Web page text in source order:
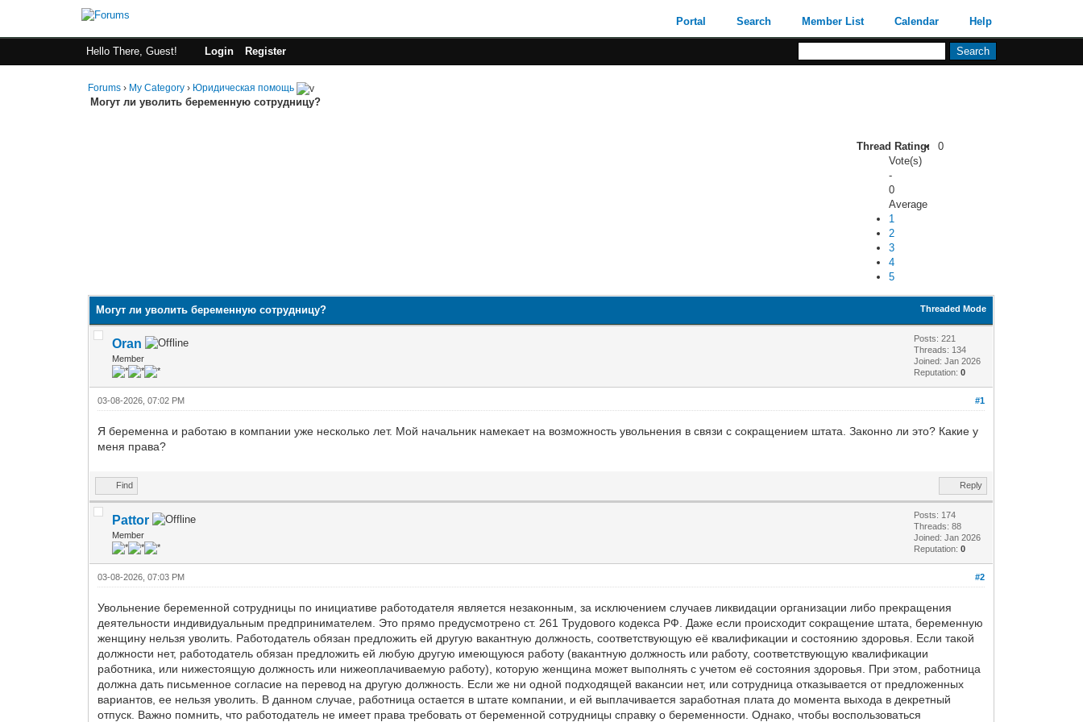
Portal Search Member List Calendar Help
Hello There, Guest! Login Register
Forums › My Category › Юридическая помощь
Могут ли уволить беременную сотрудницу?
Thread Rating:
0
Vote(s)
-
0
Average
1
2
3
4
5
Threaded Mode
Могут ли уволить беременную сотрудницу?
Oran
Member
Posts: 221
Threads: 134
Joined: Jan 2026
Reputation:0
#1
03-08-2026, 07:02 PM
Я беременна и работаю в компании уже несколько лет. Мой начальник намекает на возможность увольнения в связи с сокращением штата. Законно ли это? Какие у
меня права?
Find Reply
Pattor
Member
Posts: 174
Threads: 88
Joined: Jan 2026
Reputation:0
#2
03-08-2026, 07:03 PM
Увольнение беременной сотрудницы по инициативе работодателя является незаконным, за исключением случаев ликвидации организации либо прекращения
деятельности индивидуальным предпринимателем. Это прямо предусмотрено ст. 261 Трудового кодекса РФ. Даже если происходит сокращение штата, беременную
женщину нельзя уволить. Работодатель обязан предложить ей другую вакантную должность, соответствующую её квалификации и состоянию здоровья. Если такой
должности нет, работодатель обязан предложить ей любую другую имеющуюся работу (вакантную должность или работу, соответствующую квалификации
работника, или нижестоящую должность или нижеоплачиваемую работу), которую женщина может выполнять с учетом её состояния здоровья. При этом, работница
должна дать письменное согласие на перевод на другую должность. Если же ни одной подходящей вакансии нет, или сотрудница отказывается от предложенных
вариантов, ее нельзя уволить. В данном случае, работница остается в штате компании, и ей выплачивается заработная плата до момента выхода в декретный
отпуск. Важно помнить, что работодатель не имеет права требовать от беременной сотрудницы справку о беременности. Однако, чтобы воспользоваться